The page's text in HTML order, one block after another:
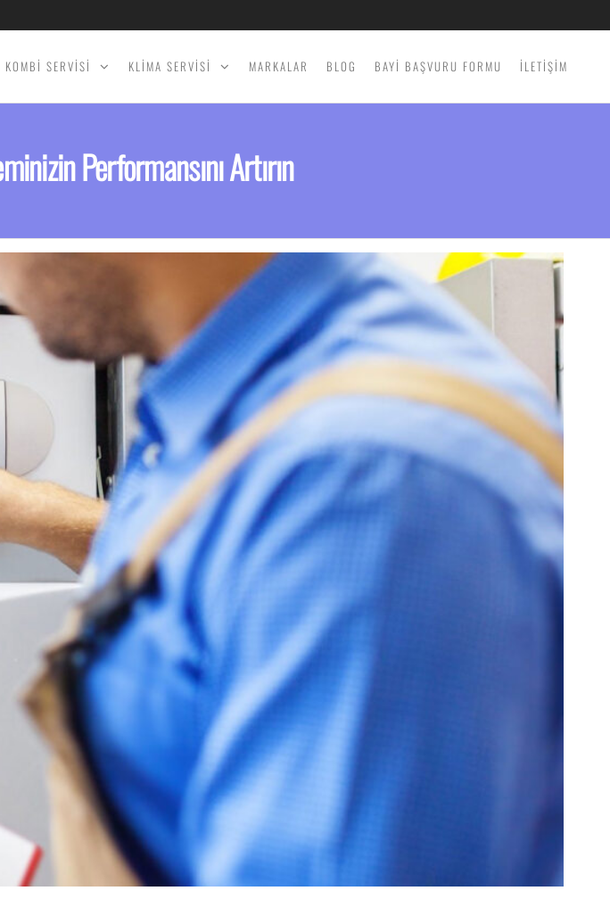
KOMBİ SERVİSİ KLİMA SERVİSİ MARKALAR BLOG BAYİ BAŞVURU FORMU İLETİŞİM
Performansını Artırın